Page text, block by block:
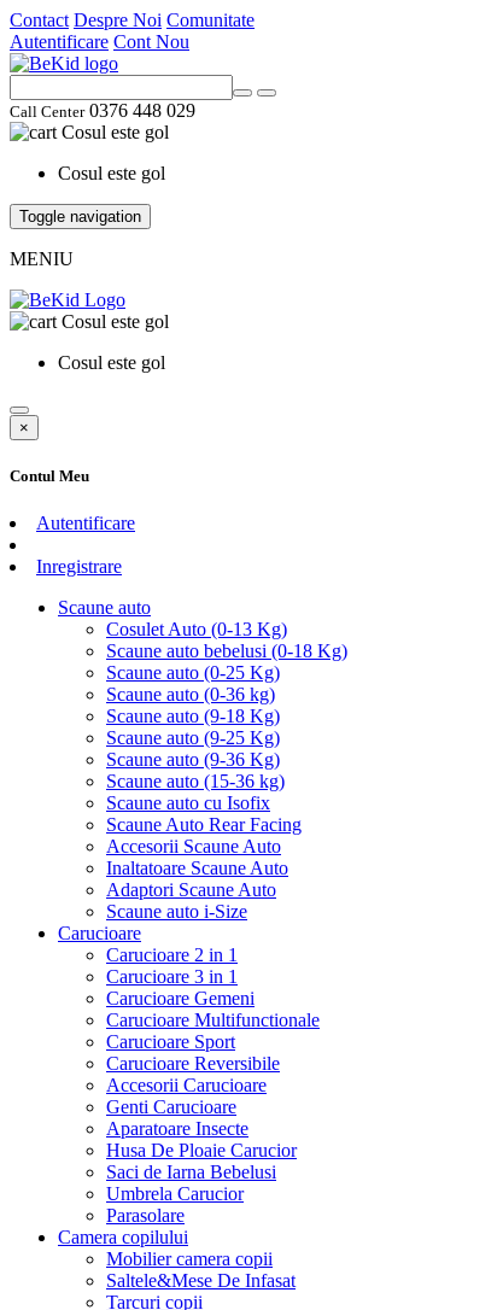
Contact Despre Noi Comunitate
Autentificare Cont Nou
Call Center0376 448 029
Cosul este gol
Cosul este gol
Toggle navigation
MENIU
Cosul este gol
Cosul este gol
×
Contul Meu
Autentificare
Inregistrare
Scaune auto
Cosulet Auto (0-13 Kg)
Scaune auto bebelusi (0-18 Kg)
Scaune auto (0-25 Kg)
Scaune auto (0-36 kg)
Scaune auto (9-18 Kg)
Scaune auto (9-25 Kg)
Scaune auto (9-36 Kg)
Scaune auto (15-36 kg)
Scaune auto cu Isofix
Scaune Auto Rear Facing
Accesorii Scaune Auto
Inaltatoare Scaune Auto
Adaptori Scaune Auto
Scaune auto i-Size
Carucioare
Carucioare 2 in 1
Carucioare 3 in 1
Carucioare Gemeni
Carucioare Multifunctionale
Carucioare Sport
Carucioare Reversibile
Accesorii Carucioare
Genti Carucioare
Aparatoare Insecte
Husa De Ploaie Carucior
Saci de Iarna Bebelusi
Umbrela Carucior
Parasolare
Camera copilului
Mobilier camera copii
Saltele&Mese De Infasat
Tarcuri copii